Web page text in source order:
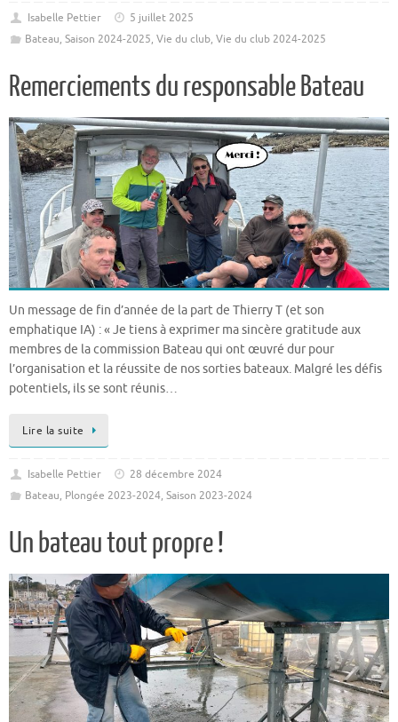
Isabelle Pettier
5 juillet 2025
Bateau, Saison 2024-2025, Vie du club, Vie du club 2024-2025
Remerciements du responsable Bateau
Un message de fin d’année de la part de Thierry T (et son
emphatique IA) : « Je tiens à exprimer ma sincère gratitude aux
membres de la commission Bateau qui ont œuvré dur pour
l’organisation et la réussite de nos sorties bateaux. Malgré les défis
potentiels, ils se sont réunis…
Lire la suite
Isabelle Pettier
28 décembre 2024
Bateau, Plongée 2023-2024, Saison 2023-2024
Un bateau tout propre !